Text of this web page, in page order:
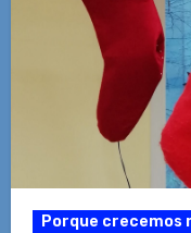
Porque crecemos